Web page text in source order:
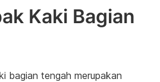
Kaki Bagian
bagian tengah merupakan